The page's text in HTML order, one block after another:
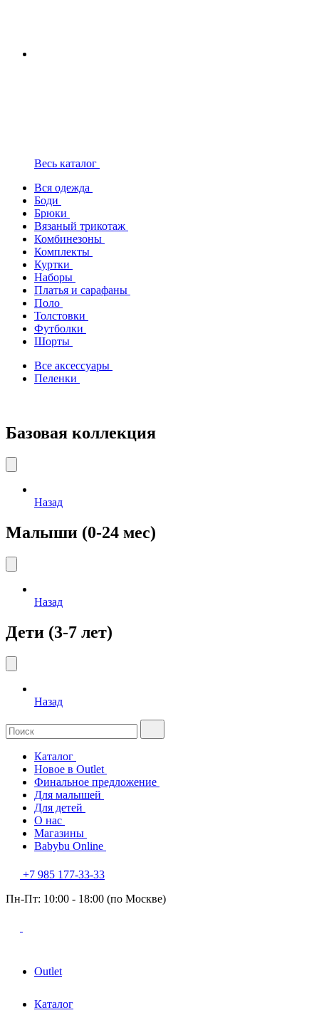
Весь каталог
Вся одежда
Боди
Брюки
Вязаный трикотаж
Комбинезоны
Комплекты
Куртки
Наборы
Платья и сарафаны
Поло
Толстовки
Футболки
Шорты
Все аксессуары
Пеленки
Базовая коллекция
Назад
Малыши (0-24 мес)
Назад
Дети (3-7 лет)
Назад
Каталог
Новое в Outlet
Финальное предложение
Для малышей
Для детей
О нас
Магазины
Babybu Online
+7 985 177-33-33
Пн-Пт: 10:00 - 18:00 (по Москве)
Outlet
Каталог